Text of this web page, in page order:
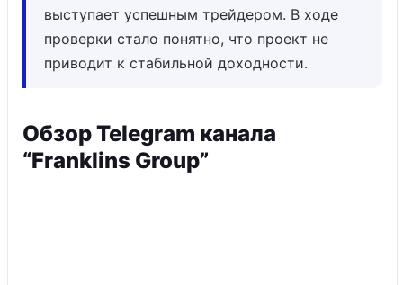
выступает успешным трейдером. В ходе
проверки стало понятно, что проект не
приводит к стабильной доходности.
Обзор Telegram канала
“Franklins Group”